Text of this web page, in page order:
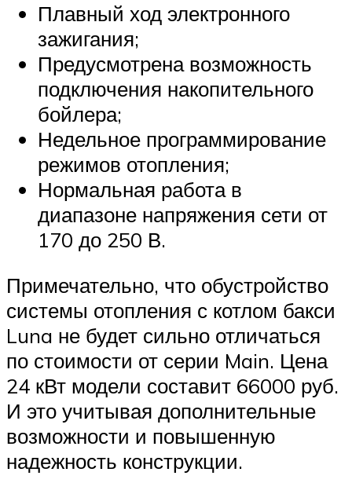
Плавный ход электронного
зажигания;
Предусмотрена возможность
подключения накопительного
бойлера;
Недельное программирование
режимов отопления;
Нормальная работа в
диапазоне напряжения сети от
170 до 250 В.
Примечательно, что обустройство
системы отопления с котлом бакси
Luna не будет сильно отличаться
по стоимости от серии Main. Цена
24 кВт модели составит 66000 руб.
И это учитывая дополнительные
возможности и повышенную
надежность конструкции.